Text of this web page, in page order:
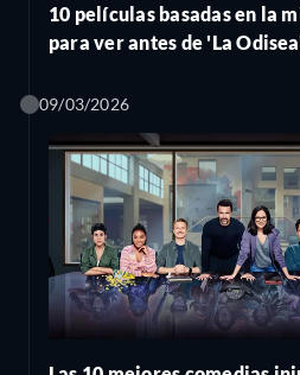
10 películas basadas en la
para ver antes de 'La
09/03/2026